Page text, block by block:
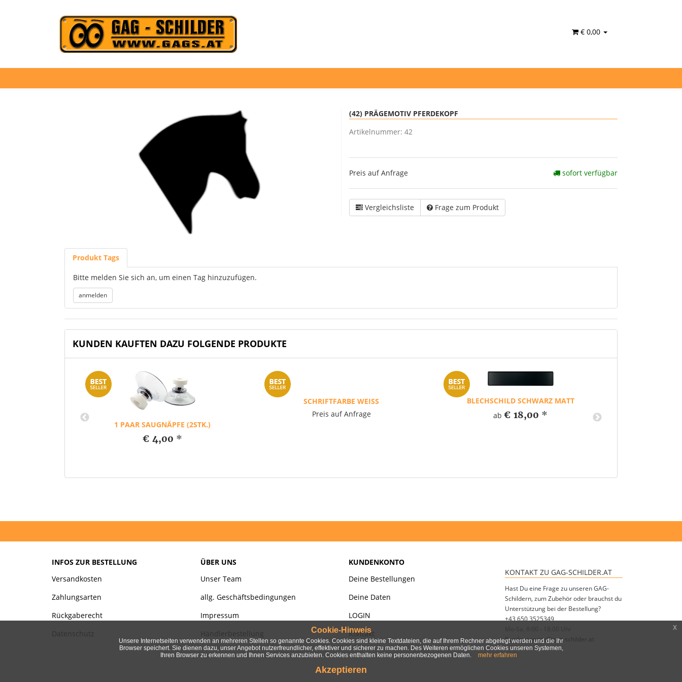
€ 0,00
(42) PRÄGEMOTIV PFERDEKOPF
Artikelnummer: 42
Preis auf Anfrage sofort verfügbar
Vergleichsliste Frage zum Produkt
Produkt Tags
Bitte melden Sie sich an, um einen Tag hinzuzufügen.
KUNDEN KAUFTEN DAZU FOLGENDE PRODUKTE
1 PAAR SAUGNÄPFE (2STK.)
€ 4,00 *
SCHRIFTFARBE WEISS
Preis auf Anfrage
BLECHSCHILD SCHWARZ MATT
ab € 18,00 *
INFOS ZUR BESTELLUNG
Versandkosten
Zahlungsarten
Rückgaberecht
Datenschutz
ÜBER UNS
Unser Team
allg. Geschäftsbedingungen
Impressum
Händlerbestellung
KUNDENKONTO
Deine Bestellungen
Deine Daten
LOGIN
Kontakt
KONTAKT ZU GAG-SCHILDER.AT
Hast Du eine Frage zu unseren GAG-
Schildern, zum Zubehör oder brauchst du
Unterstützung bei der Bestellung?
+43 650 3525349
Kundenservice@gag-schilder.at
Cookie-Hinweis
Unsere Internetseiten verwenden an mehreren Stellen so genannte Cookies. Cookies sind kleine Textdateien, die auf Ihrem Rechner abgelegt werden und die Ihr
Browser speichert. Sie dienen dazu, unser Angebot nutzerfreundlicher, effektiver und sicherer zu machen. Des Weiteren ermöglichen Cookies unseren Systemen,
Ihren Browser zu erkennen und Ihnen Services anzubieten. Cookies enthalten keine personenbezogenen Daten.
mehr erfahren
Akzeptieren
x